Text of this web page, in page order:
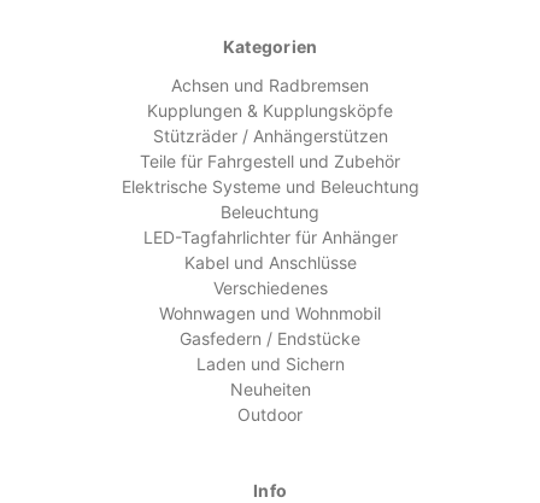
Kategorien
Achsen und Radbremsen
Kupplungen & Kupplungsköpfe
Stützräder / Anhängerstützen
Teile für Fahrgestell und Zubehör
Elektrische Systeme und Beleuchtung
Beleuchtung
LED-Tagfahrlichter für Anhänger
Kabel und Anschlüsse
Verschiedenes
Wohnwagen und Wohnmobil
Gasfedern / Endstücke
Laden und Sichern
Neuheiten
Outdoor
Info